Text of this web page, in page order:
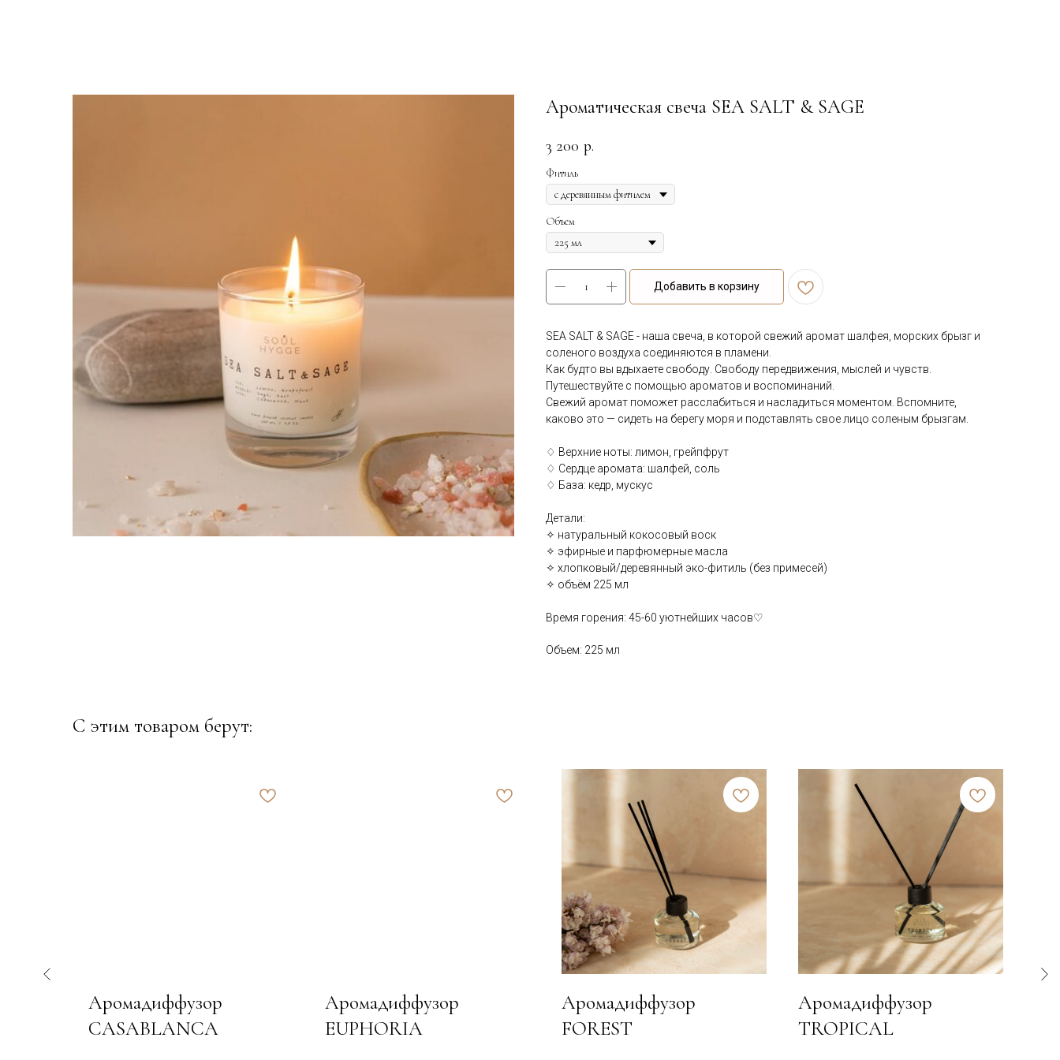
Ароматическая свеча SEA SALT & SAGE
3 200 р.
Фитиль
Объем
Добавить в корзину
SEA SALT & SAGE - наша свеча, в которой свежий аромат шалфея, морских брызг и
соленого воздуха соединяются в пламени.
Как будто вы вдыхаете свободу. Свободу передвижения, мыслей и чувств.
Путешествуйте с помощью ароматов и воспоминаний.
Свежий аромат поможет расслабиться и насладиться моментом. Вспомните,
каково это — сидеть на берегу моря и подставлять свое лицо соленым брызгам.
♢ Верхние ноты: лимон, грейпфрут
♢ Сердце аромата: шалфей, соль
♢ База: кедр, мускус
Детали:
✧ натуральный кокосовый воск
✧ эфирные и парфюмерные масла
✧ хлопковый/деревянный эко-фитиль (без примесей)
✧ объём 225 мл
Время горения: 45-60 уютнейших часов♡
Объем: 225 мл
С этим товаром берут:
Аромадиффузор
CASABLANCA
Аромадиффузор
EUPHORIA
Аромадиффузор
FOREST
Аромадиффузор
TROPICAL